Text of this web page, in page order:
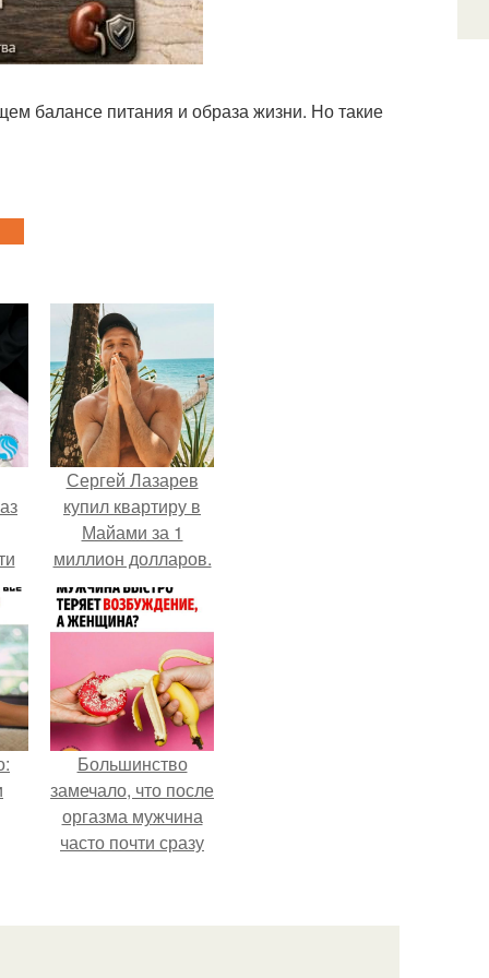
балансе питания и образа жизни. Но такие
-
Сергей Лазарев
купил квартиру в
Майами за 1
миллион долларов.
Большинство
замечало, что после
оргазма мужчина
часто почти сразу
как женщина может